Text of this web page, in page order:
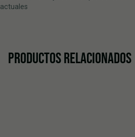
actuales
PRODUCTOS RELACIONADOS